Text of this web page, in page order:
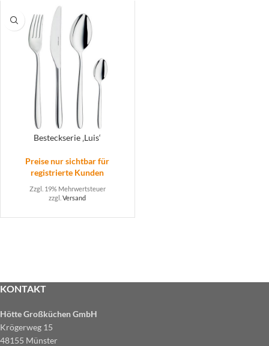
Besteckserie ‚Luis‘
Preise nur sichtbar für
registrierte Kunden
Zzgl. 19% Mehrwertsteuer
zzgl.Versand
KONTAKT
Hötte Großküchen GmbH
Krögerweg 15
48155 Münster